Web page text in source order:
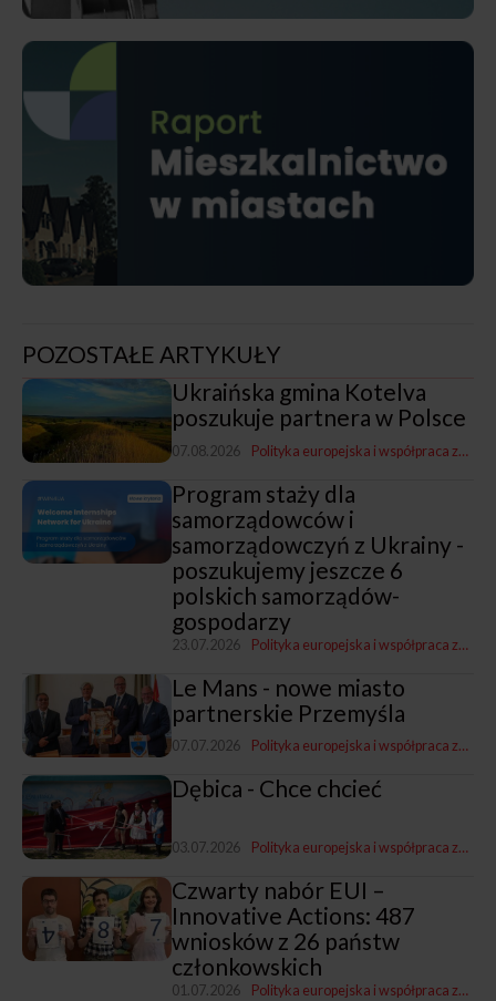
POZOSTAŁE ARTYKUŁY
Ukraińska gmina Kotelva
poszukuje partnera w Polsce
07.08.2026 Polityka europejska i współpraca zagraniczna
Program staży dla
samorządowców i
samorządowczyń z Ukrainy -
poszukujemy jeszcze 6
polskich samorządów-
gospodarzy
23.07.2026 Polityka europejska i współpraca zagraniczna
Le Mans - nowe miasto
partnerskie Przemyśla
07.07.2026 Polityka europejska i współpraca zagraniczna
Dębica - Chce chcieć
03.07.2026 Polityka europejska i współpraca zagraniczna
Czwarty nabór EUI –
Innovative Actions: 487
wniosków z 26 państw
członkowskich
01.07.2026 Polityka europejska i współpraca zagraniczna